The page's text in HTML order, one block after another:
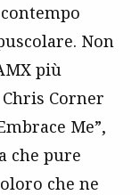
Non
più
Corner
Me”,
che pure
che ne